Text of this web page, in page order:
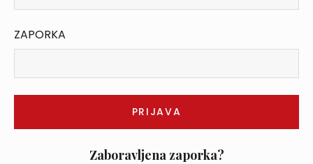
ZAPORKA
Zaboravljena zaporka?